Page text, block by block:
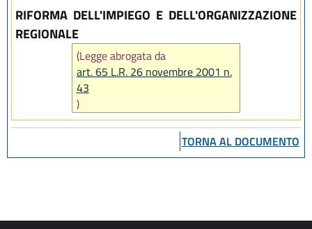
RIFORMA DELL'IMPIEGO E DELL'ORGANIZZAZIONE
REGIONALE
(Legge abrogata da
art. 65 L.R. 26 novembre 2001 n.
43
)
TORNA AL DOCUMENTO